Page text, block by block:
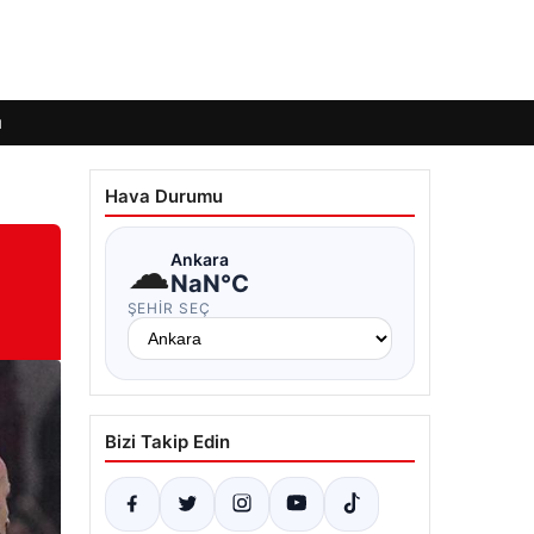
Hava Durumu
☁Ankara
NaN°C
ŞEHIR SEÇ
Bizi Takip Edin